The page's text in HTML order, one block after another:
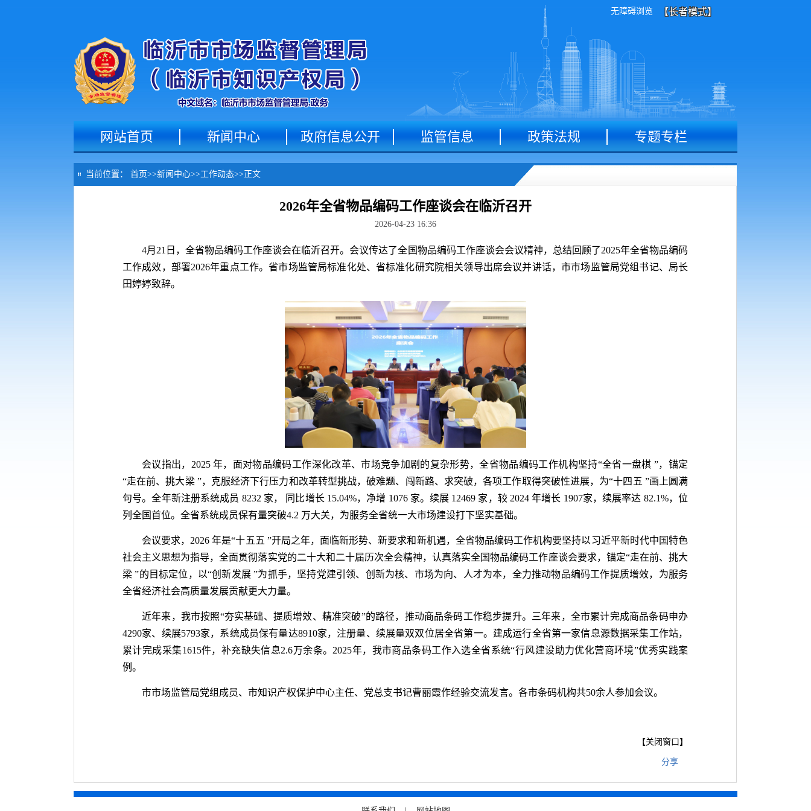
无障碍浏览 【长者模式】
网站首页 新闻中心 政府信息公开 监管信息 政策法规 专题专栏
当前位置： 首页>>新闻中心>>工作动态>> 正文
2026年全省物品编码工作座谈会在临沂召开
2026-04-23 16:36
4月21日，全省物品编码工作座谈会在临沂召开。会议传达了全国物品编码工作座谈会会议精神，总结回顾了2025年全省物品编码
工作成效，部署2026年重点工作。省市场监管局标准化处、省标准化研究院相关领导出席会议并讲话，市市场监管局党组书记、局长
田婷婷致辞。
会议指出，2025 年，面对物品编码工作深化改革、市场竞争加剧的复杂形势，全省物品编码工作机构坚持“全省一盘棋 ”，锚定
“走在前、挑大梁 ”，克服经济下行压力和改革转型挑战，破难题、闯新路、求突破，各项工作取得突破性进展，为“十四五 ”画上圆满
句号。全年新注册系统成员 8232 家， 同比增长 15.04%，净增 1076 家。续展 12469 家，较 2024 年增长 1907家，续展率达 82.1%，位
列全国首位。全省系统成员保有量突破4.2 万大关，为服务全省统一大市场建设打下坚实基础。
会议要求，2026 年是“十五五 ”开局之年，面临新形势、新要求和新机遇，全省物品编码工作机构要坚持以习近平新时代中国特色
社会主义思想为指导，全面贯彻落实党的二十大和二十届历次全会精神，认真落实全国物品编码工作座谈会要求，锚定“走在前、挑大
梁 ”的目标定位，以“创新发展 ”为抓手，坚持党建引领、创新为核、市场为向、人才为本，全力推动物品编码工作提质增效，为服务
全省经济社会高质量发展贡献更大力量。
近年来，我市按照“夯实基础、提质增效、精准突破”的路径，推动商品条码工作稳步提升。三年来，全市累计完成商品条码申办
4290家、续展5793家，系统成员保有量达8910家，注册量、续展量双双位居全省第一。建成运行全省第一家信息源数据采集工作站，
累计完成采集1615件，补充缺失信息2.6万余条。2025年，我市商品条码工作入选全省系统“行风建设助力优化营商环境”优秀实践案
例。
市市场监管局党组成员、市知识产权保护中心主任、党总支书记曹丽霞作经验交流发言。各市条码机构共50余人参加会议。
【关闭窗口 】
分享